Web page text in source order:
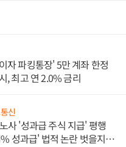
자 파킹통장' 5만 계좌 한정
, 최고 연 2.0% 금리
신
사 '성과급 주식 지급' 평행
성과급' 법적 논란 벗을지 주